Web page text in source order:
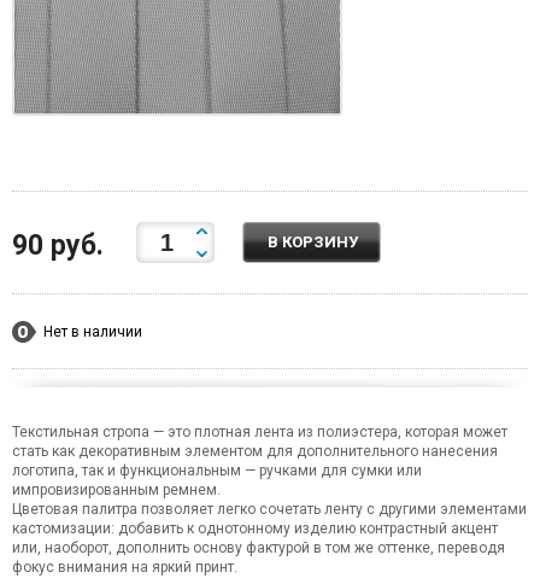
90 руб. В КОРЗИНУ
Нет в наличии
Текстильная стропа — это плотная лента из полиэстера, которая может
стать как декоративным элементом для дополнительного нанесения
логотипа, так и функциональным — ручками для сумки или
импровизированным ремнем.
Цветовая палитра позволяет легко сочетать ленту с другими элементами
кастомизации: добавить к однотонному изделию контрастный акцент
или, наоборот, дополнить основу фактурой в том же оттенке, переводя
фокус внимания на яркий принт.